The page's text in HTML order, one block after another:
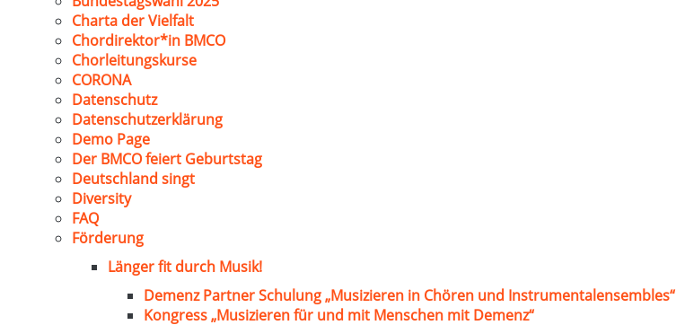
Charta der Vielfalt
Chordirektor*in BMCO
Chorleitungskurse
CORONA
Datenschutz
Datenschutzerklärung
Demo Page
Der BMCO feiert Geburtstag
Deutschland singt
Diversity
FAQ
Förderung
Länger fit durch Musik!
Demenz Partner Schulung „Musizieren in Chören und Instrumentalensembles“
Kongress „Musizieren für und mit Menschen mit Demenz“